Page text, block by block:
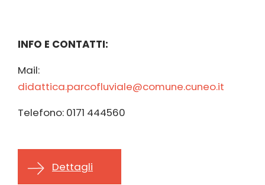
INFO E CONTATTI:
Mail:
didattica.parcofluviale@comune.cuneo.it
Telefono: 0171 444560
Dettagli